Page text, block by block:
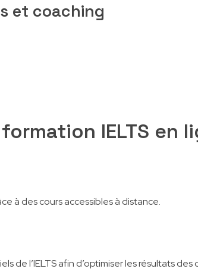
et coaching
IELTS en
à des cours accessibles à distance.
de l’IELTS afin d’optimiser les résultats des